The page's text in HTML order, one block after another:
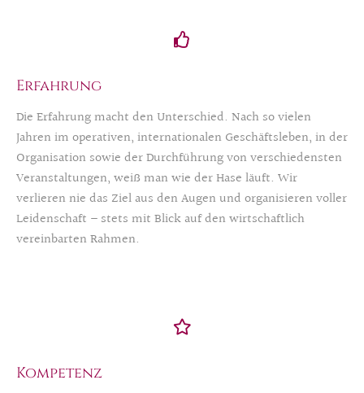
Erfahrung
Die Erfahrung macht den Unterschied. Nach so vielen
Jahren im operativen, internationalen Geschäftsleben, in der
Organisation sowie der Durchführung von verschiedensten
Veranstaltungen, weiß man wie der Hase läuft. Wir
verlieren nie das Ziel aus den Augen und organisieren voller
Leidenschaft – stets mit Blick auf den wirtschaftlich
vereinbarten Rahmen.
Kompetenz